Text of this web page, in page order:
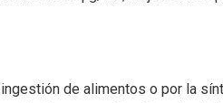
de alimentos o por la